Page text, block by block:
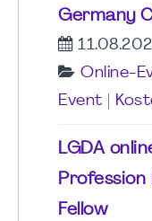
Germany
Online-
Event
LGDA
Profession
Fellow